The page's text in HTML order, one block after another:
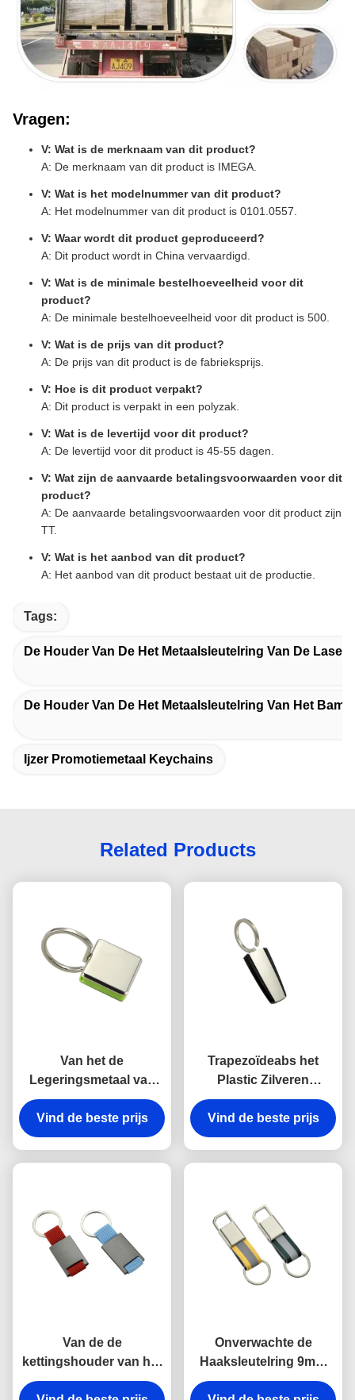
Vragen:
V: Wat is de merknaam van dit product?
A: De merknaam van dit product is IMEGA.
V: Wat is het modelnummer van dit product?
A: Het modelnummer van dit product is 0101.0557.
V: Waar wordt dit product geproduceerd?
A: Dit product wordt in China vervaardigd.
V: Wat is de minimale bestelhoeveelheid voor dit
product?
A: De minimale bestelhoeveelheid voor dit product is 500.
V: Wat is de prijs van dit product?
A: De prijs van dit product is de fabrieksprijs.
V: Hoe is dit product verpakt?
A: Dit product is verpakt in een polyzak.
V: Wat is de levertijd voor dit product?
A: De levertijd voor dit product is 45-55 dagen.
V: Wat zijn de aanvaarde betalingsvoorwaarden voor dit
product?
A: De aanvaarde betalingsvoorwaarden voor dit product zijn
TT.
V: Wat is het aanbod van dit product?
A: Het aanbod van dit product bestaat uit de productie.
Tags:
De Houder Van De Het Metaalsleutelring Van De
De Houder Van De Het Metaalsleutelring Van Het
Ijzer Promotiemetaal Keychains
Related Products
Van het de
Legeringsmetaal van
het haakzink van de de
kettingshouder Zeer
belangrijke
Vind de beste prijs
Trapezoïdeabs het
Plastic Zilveren
Galvaniseren van
Keychains van de
Metaal Zeer belangrijke
Vind de beste prijs
Van de de
kettingshouder van het
rechthoekmetaal de
Onverwachte de
Haaksleutelring 9mm
van het riemmetaal Zeer